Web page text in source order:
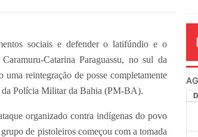
sociais e defender o latifúndio e o
Catarina Paraguassu, no sul da
reintegração de posse completamente
da Polícia Militar da Bahia (PM-BA).
organizado contra indígenas do povo
de pistoleiros começou com a tomada